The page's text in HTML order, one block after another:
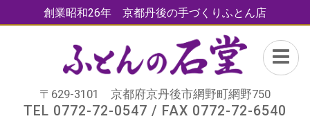
創業昭和26年 京都丹後の手づくりふとん店
〒629-3101 京都府京丹後市網野町網野750
TEL 0772-72-0547 / FAX 0772-72-6540